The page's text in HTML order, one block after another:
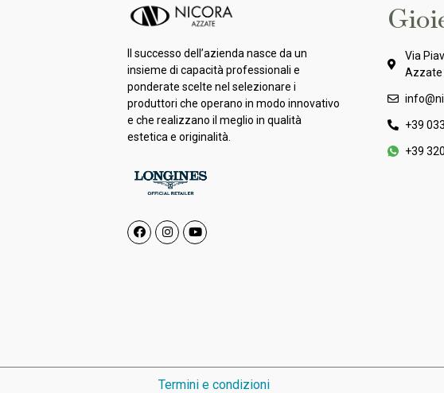
Il successo dell’azienda nasce da un
insieme di capacità professionali e
ponderate scelte nel selezionare i
produttori che operano in modo innovativo
e che realizzano il meglio in qualità
estetica e originalità.
Via
Azzate
+39
+39
Termini e condizioni